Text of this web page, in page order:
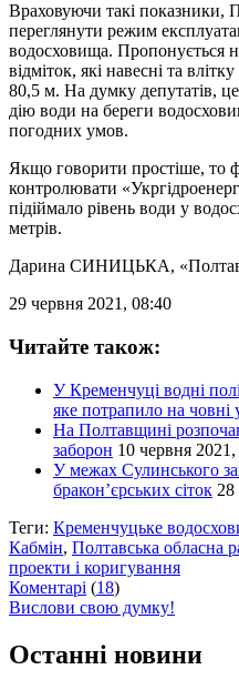
Враховуючи такі показники,
переглянути режим
водосховища. Пропонується
відміток, які навесні та
80,5 м. На думку депутатів,
дію води на береги
погодних умов.
Якщо говорити простіше, то
контролювати
підіймало рівень води у
метрів.
Дарина СИНИЦЬКА,
29 червня 2021, 08:40
Читайте також:
У Кременчуці водні
яке потрапило на човні
На Полтавщині
заборон 10 червня
У межах Сулинського
бракон’єрських сіток 28
Теги: Кременчуцьке
Кабмін, Полтавська обласна
проекти і коригування
Коментарі (18)
Вислови свою думку!
Останні новини